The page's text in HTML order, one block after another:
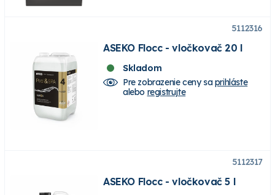
5112316
ASEKO Flocc - vločkovač 20 l
Skladom
Pre zobrazenie ceny saprihláste
alebo registrujte
5112317
ASEKO Flocc - vločkovač 5 l